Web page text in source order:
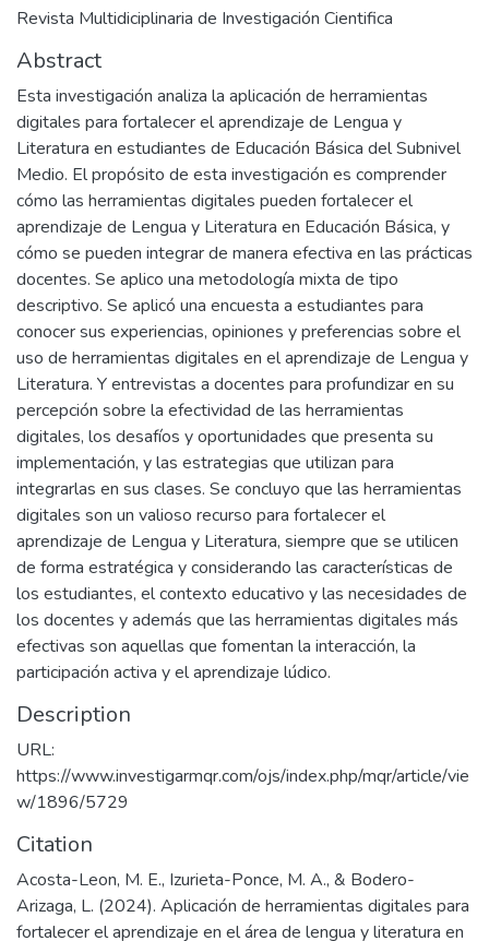
Revista Multidiciplinaria de Investigación Cientifica
Abstract
Esta investigación analiza la aplicación de herramientas
digitales para fortalecer el aprendizaje de Lengua y
Literatura en estudiantes de Educación Básica del Subnivel
Medio. El propósito de esta investigación es comprender
cómo las herramientas digitales pueden fortalecer el
aprendizaje de Lengua y Literatura en Educación Básica, y
cómo se pueden integrar de manera efectiva en las prácticas
docentes. Se aplico una metodología mixta de tipo
descriptivo. Se aplicó una encuesta a estudiantes para
conocer sus experiencias, opiniones y preferencias sobre el
uso de herramientas digitales en el aprendizaje de Lengua y
Literatura. Y entrevistas a docentes para profundizar en su
percepción sobre la efectividad de las herramientas
digitales, los desafíos y oportunidades que presenta su
implementación, y las estrategias que utilizan para
integrarlas en sus clases. Se concluyo que las herramientas
digitales son un valioso recurso para fortalecer el
aprendizaje de Lengua y Literatura, siempre que se utilicen
de forma estratégica y considerando las características de
los estudiantes, el contexto educativo y las necesidades de
los docentes y además que las herramientas digitales más
efectivas son aquellas que fomentan la interacción, la
participación activa y el aprendizaje lúdico.
Description
URL:
https://www.investigarmqr.com/ojs/index.php/mqr/article/vie
w/1896/5729
Citation
Acosta-Leon, M. E., Izurieta-Ponce, M. A., & Bodero-
Arizaga, L. (2024). Aplicación de herramientas digitales para
fortalecer el aprendizaje en el área de lengua y literatura en